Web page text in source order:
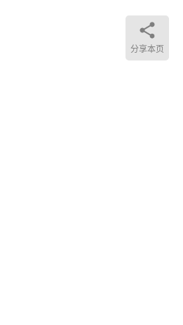
分享本页